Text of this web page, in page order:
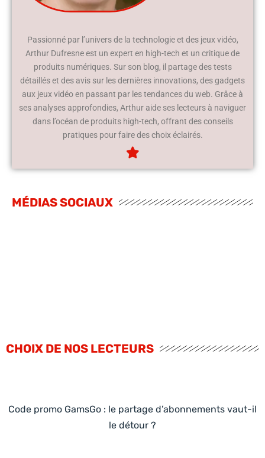
Passionné par l’univers de la technologie et des jeux vidéo,
Arthur Dufresne est un expert en high-tech et un critique de
produits numériques. Sur son blog, il partage des tests
détaillés et des avis sur les dernières innovations, des gadgets
aux jeux vidéo en passant par les tendances du web. Grâce à
ses analyses approfondies, Arthur aide ses lecteurs à naviguer
dans l’océan de produits high-tech, offrant des conseils
pratiques pour faire des choix éclairés.
MÉDIAS SOCIAUX
CHOIX DE NOS LECTEURS
Code promo GamsGo : le partage d’abonnements vaut-il
le détour ?